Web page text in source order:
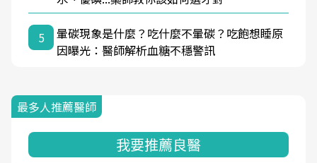
5
暈碳現象是什麼？吃什麼不暈碳？吃飽想睡原
因曝光：醫師解析血糖不穩警訊
最多人推薦醫師
我要推薦良醫